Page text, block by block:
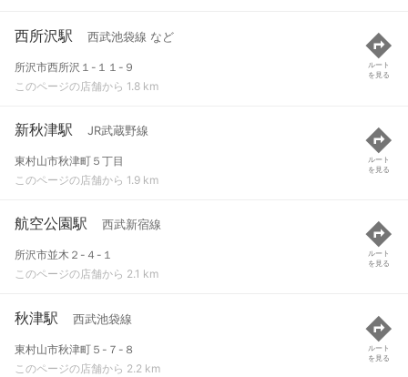
西所沢駅 西武池袋線 など
所沢市西所沢１-１１-９
このページの店舗から 1.8 km
ルート
を見る
新秋津駅 JR武蔵野線
東村山市秋津町５丁目
このページの店舗から 1.9 km
ルート
を見る
航空公園駅 西武新宿線
所沢市並木２-４-１
このページの店舗から 2.1 km
ルート
を見る
秋津駅 西武池袋線
東村山市秋津町５-７-８
このページの店舗から 2.2 km
ルート
を見る